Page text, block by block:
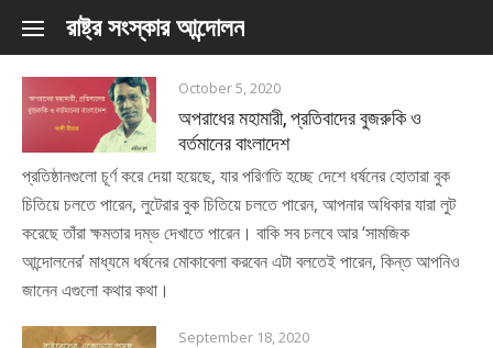
Skip to content
রাষ্ট্র সংস্কার আন্দোলন
October 5, 2020
অপরাধের মহামারী, প্রতিবাদের বুজরুকি ও
বর্তমানের বাংলাদেশ
প্রতিষ্ঠানগুলো চূর্ণ করে দেয়া হয়েছে, যার পরিণতি হচ্ছে দেশে ধর্ষনের হোতারা বুক
চিতিয়ে চলতে পারেন, লুটেরার বুক চিতিয়ে চলতে পারেন, আপনার অধিকার যারা লুট
করেছে তাঁরা ক্ষমতার দম্ভ দেখাতে পারেন। বাকি সব চলবে আর ‘সামজিক
আন্দোলনের’ মাধ্যমে ধর্ষনের মোকাবেলা করবেন এটা বলতেই পারেন, কিন্ত আপনিও
জানেন এগুলো কথার কথা।
September 18, 2020